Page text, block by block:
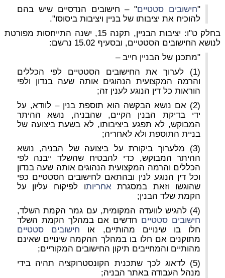
"חישובים סטטיים" – חישובים הנדסיים שיש בהם
להוכיח את יציבותו של בניין ויציבות ביסוסו".
בחלק ט"ו: יציבות הבניין, תקנה 15, ישנה התייחסות מפורטת
לנושא החישובים הסטטיים, ובסעיף 15.02 נרשם:
"מתכנן של הבניין חייב –
(1) לערוך את
החישובים הסטטיים לפי הכללים
והרמה המקצועית הנהוגים אותה שעה בנדון ולפי
הוראות כל דין הנוגע לענין זה;
(2) אם נושא הבקשה הוא תוספת בנין – לוודא, על
ידי בדיקת הבנין הקיים, שהבניה, נושא ההיתר
המבוקש, לא תפגע ביציבותו, לא בשעת ביצועה של
בניית התוספת ולא לאחריה;
(3) מלערוך ביקורת על ביצועה של הבניה, נושא
ההיתר המבוקש, כדי להבטיח שהשלד ייבנה לפי
הכללים והרמה המקצועית הנהוגים אותה שעה בנדון
וכל דין הנוגע לנין ובהתאם לחישובים הסטטיים כפי
שהוגשו וזאת במסגרת אחריותו לפיקוח עליון על
הקמת שלד הבנין;
(4) להגיש לוועדה המקומית, עם גמר הקמת השלד,
חישובים סטטיים חדשים אם במהלך הקמת השלד
חלו בו שינויים מהותיים, או חישובים סטטיים
מתוקנים אם חלו בו במהלך ההקמה שינויים שאינם
מהותיים והמחייבים תיקון החישובים המקוריים;
(5) לדאוג לכך שתכנית הקונסטרוקציה תהיה בידי
מנהל העבודה באתר הבניה;